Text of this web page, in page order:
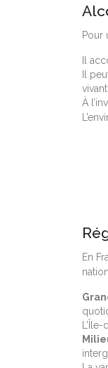
Pour
Il
Il
À
En